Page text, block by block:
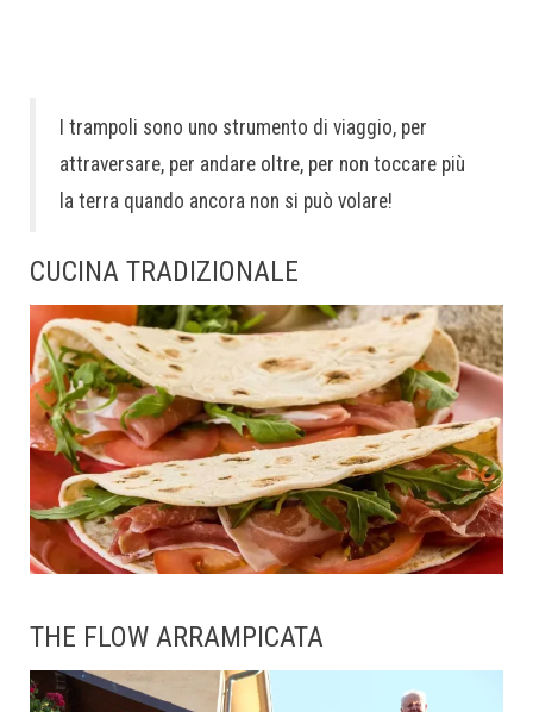
I trampoli sono uno strumento di viaggio, per
attraversare, per andare oltre, per non toccare più
la terra quando ancora non si può volare!
CUCINA TRADIZIONALE
THE FLOW ARRAMPICATA